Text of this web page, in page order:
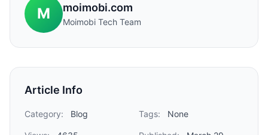
M moimobi.com
Moimobi Tech Team
Article Info
Category: Blog Tags: None